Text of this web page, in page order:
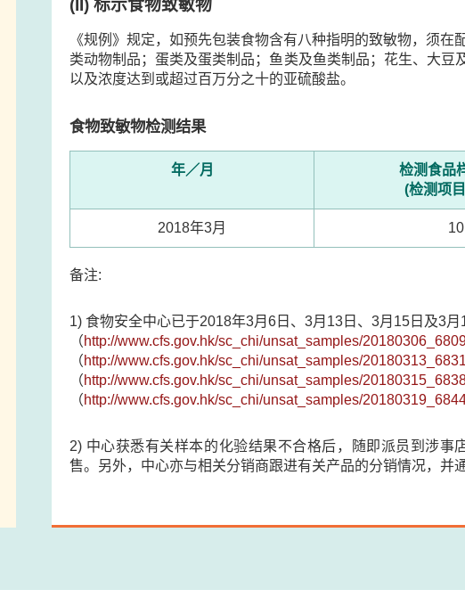
(II) 标示食物致敏物
《规例》规定，如预先包装食物含有八种指明的致敏物，须
类动物制品；蛋类及蛋类制品；鱼类及鱼类制品；花生、大豆
以及浓度达到或超过百万分之十的亚硫酸盐。
食物致敏物检测结果
年／月
检测食品
(检测项
2018年3月 10
备注:
1) 食物安全中心已于2018年3月6日、3月13日、3月15日及3
（http://www.cfs.gov.hk/sc_chi/unsat_samples/
（http://www.cfs.gov.hk/sc_chi/unsat_samples/
（http://www.cfs.gov.hk/sc_chi/unsat_samples/
（http://www.cfs.gov.hk/sc_chi/unsat_samples/
2) 中心获悉有关样本的化验结果不合格后，随即派员到涉
售。另外，中心亦与相关分销商跟进有关产品的分销情况，并